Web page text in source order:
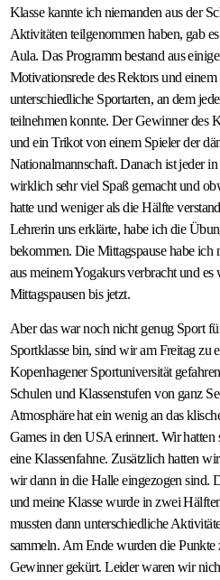
Klasse kannte ich niemanden aus der
Aktivitäten teilgenommen haben, gab
Aula. Das Programm bestand aus
Motivationsrede des Rektors und
unterschiedliche Sportarten, an dem
teilnehmen konnte. Der Gewinner des
und ein Trikot von einem Spieler der
Nationalmannschaft. Danach ist jeder
wirklich sehr viel Spaß gemacht und
hatte und weniger als die Hälfte
Lehrerin uns erklärte, habe ich die
bekommen. Die Mittagspause habe ich
aus meinem Yogakurs verbracht und
Mittagspausen bis jetzt.
Aber das war noch nicht genug Sport
Sportklasse bin, sind wir am Freitag zu
Kopenhagener Sportuniversität
Schulen und Klassenstufen von ganz
Atmosphäre hat ein wenig an das
Games in den USA erinnert. Wir
eine Klassenfahne. Zusätzlich hatten
wir dann in die Halle eingezogen sind.
und meine Klasse wurde in zwei
mussten dann unterschiedliche
sammeln. Am Ende wurden die Punkte
Gewinner gekürt. Leider waren wir